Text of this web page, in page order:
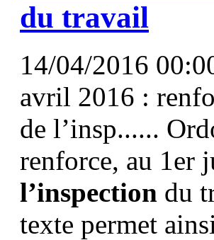
du travail
14/04/2016
avril 2016 :
de l’insp......
renforce, au 1er
l’inspection du
texte permet